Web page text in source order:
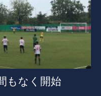
もなく開始